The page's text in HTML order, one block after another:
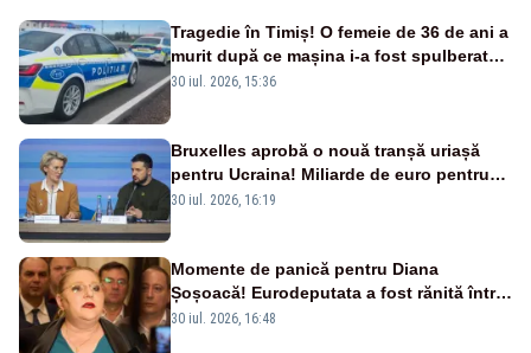
Tragedie în Timiș! O femeie de 36 de ani a
murit după ce mașina i-a fost spulberată
de tren
30 iul. 2026, 15:36
Bruxelles aprobă o nouă tranșă uriașă
pentru Ucraina! Miliarde de euro pentru
armament și apărare
30 iul. 2026, 16:19
Momente de panică pentru Diana
Șoșoacă! Eurodeputata a fost rănită într-
un accident rutier
30 iul. 2026, 16:48